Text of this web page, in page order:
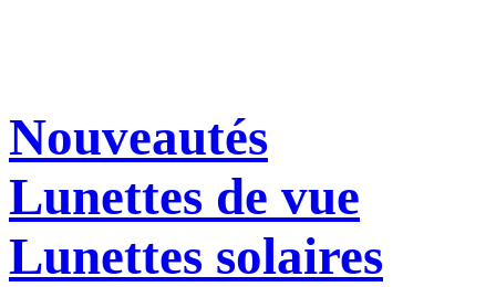
Nouveautés
Lunettes de vue
Lunettes solaires